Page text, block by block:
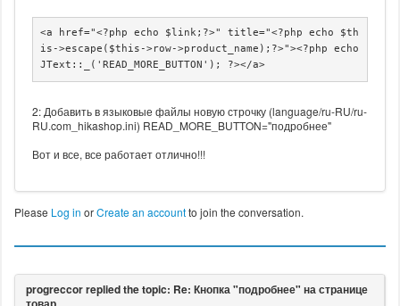
<a href="<?php echo $link;?>" title="<?php echo $th
is->escape($this->row->product_name);?>"><?php echo
JText::_('READ_MORE_BUTTON'); ?></a>
2: Добавить в языковые файлы новую строчку (language/ru-RU/ru-
RU.com_hikashop.ini) READ_MORE_BUTTON="подробнее"
Вот и все, все работает отлично!!!
Please Log in orCreate an accountto join the conversation.